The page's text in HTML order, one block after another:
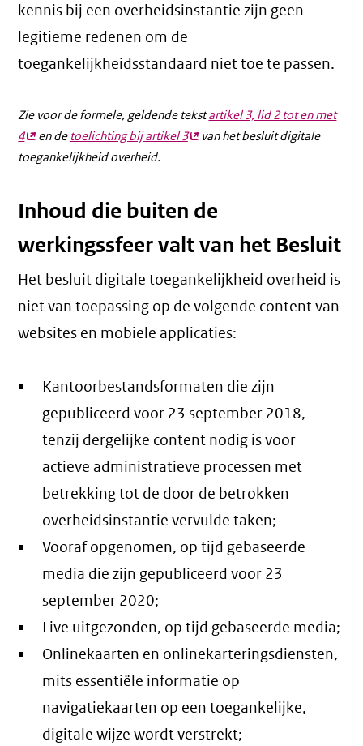
kennis bij een overheidsinstantie zijn geen
legitieme redenen om de
toegankelijkheidsstandaard niet toe te passen.
Zie voor de formele, geldende tekstartikel 3, lid 2 tot en met
4(externe
link)
en de toelichting bij artikel 3(externe
van het besluit digitale
toegankelijkheid overheid.
Inhoud die buiten de
werkingssfeer valt van het Besluit
Het besluit digitale toegankelijkheid overheid is
niet van toepassing op de volgende content van
websites en mobiele applicaties:
Kantoorbestandsformaten die zijn
gepubliceerd voor 23 september 2018,
tenzij dergelijke content nodig is voor
actieve administratieve processen met
betrekking tot de door de betrokken
overheidsinstantie vervulde taken;
Vooraf opgenomen, op tijd gebaseerde
media die zijn gepubliceerd voor 23
september 2020;
Live uitgezonden, op tijd gebaseerde media;
Onlinekaarten en onlinekarteringsdiensten,
mits essentiële informatie op
navigatiekaarten op een toegankelijke,
digitale wijze wordt verstrekt;